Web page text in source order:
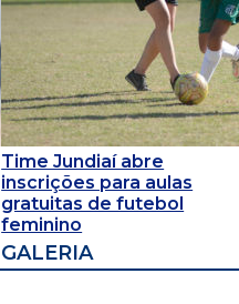
Time Jundiaí abre
inscrições para aulas
gratuitas de futebol
feminino
GALERIA